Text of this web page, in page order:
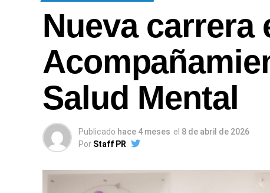
Nueva carrera
Salud Mental
Publicado hace 4 meses el 8 de abril de 2026
Por Staff PR